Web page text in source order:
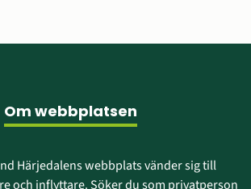
Om webbplatsen
Härjedalens webbplats vänder sig till
och inflyttare. Söker du som privatperson